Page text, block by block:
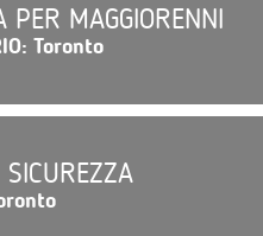
MAGGIORENNI
Toronto